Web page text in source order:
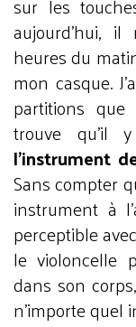
aujourd’hui, il
heures du
mon casque.
partitions
trouve qu’il
l’instrument
Sans compter
instrument à
perceptible
le violoncelle
dans son
n’importe quel